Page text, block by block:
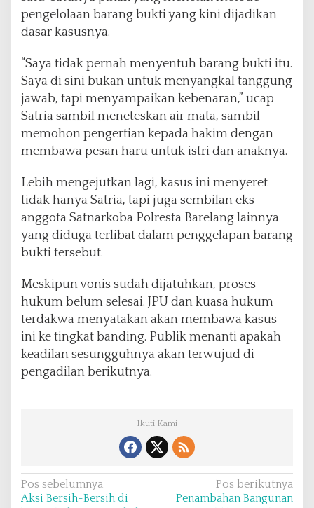
u
m
u
H
i
d
u
p
pengelolaan barang bukti yang kini dijadikan
dasar kasusnya.
“Saya tidak pernah menyentuh barang bukti itu.
Saya di sini bukan untuk menyangkal tanggung
jawab, tapi menyampaikan kebenaran,” ucap
Satria sambil meneteskan air mata, sambil
memohon pengertian kepada hakim dengan
membawa pesan haru untuk istri dan anaknya.
Lebih mengejutkan lagi, kasus ini menyeret
tidak hanya Satria, tapi juga sembilan eks
anggota Satnarkoba Polresta Barelang lainnya
yang diduga terlibat dalam penggelapan barang
bukti tersebut.
Meskipun vonis sudah dijatuhkan, proses
hukum belum selesai. JPU dan kuasa hukum
terdakwa menyatakan akan membawa kasus
ini ke tingkat banding. Publik menanti apakah
keadilan sesungguhnya akan terwujud di
pengadilan berikutnya.
Ikuti Kami
N
Pos sebelumnya
Aksi Bersih-Bersih di
Pos berikutnya
Penambahan Bangunan